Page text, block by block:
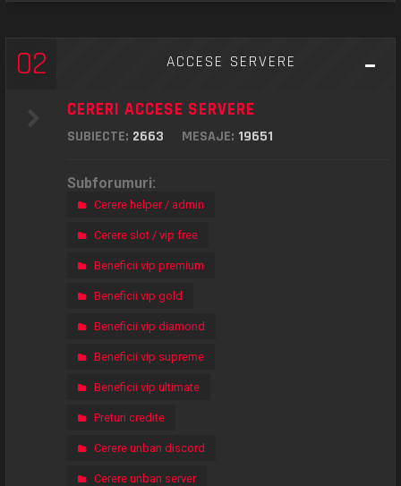
02 ACCESE SERVERE
CERERI ACCESE SERVERE
SUBIECTE: 2663 MESAJE: 19651
Subforumuri:
Cerere helper / admin
Cerere slot / vip free
Beneficii vip premium
Beneficii vip gold
Beneficii vip diamond
Beneficii vip supreme
Beneficii vip ultimate
Preturi credite
Cerere unban discord
Cerere unban server